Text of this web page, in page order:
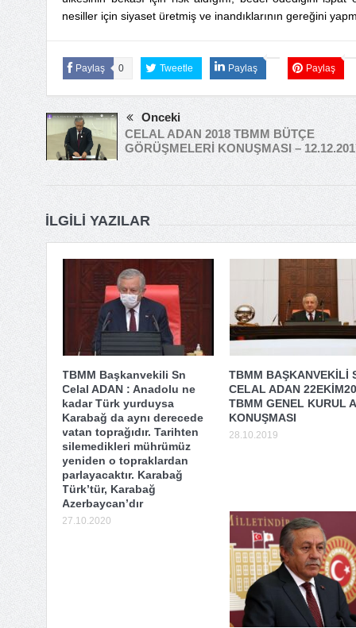
nesiller için siyaset üretmiş ve inandıklarının gereğini
Paylaş 0 Tweetle Paylaş Paylaş
Önceki
CELAL ADAN 2018 TBMM BÜTÇE
GÖRÜŞMELERİ KONUŞMASI –
İLGILI YAZILAR
TBMM Başkanvekili Sn
Celal ADAN : Anadolu ne
kadar Türk yurduysa
Karabağ da aynı derecede
vatan toprağıdır. Tarihten
silemedikleri mührümüz
yeniden o topraklardan
parlayacaktır. Karabağ
Türk’tür, Karabağ
Azerbaycan’dır
27.10.2020
TBMM BAŞKANVEKİLİ
CELAL ADAN
TBMM GENEL KURUL
KONUŞMASI
28.10.2019